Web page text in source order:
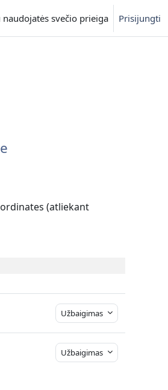
naudojatės svečio prieiga Prisijungti
(atliekant
Užbaigimas
Užbaigimas